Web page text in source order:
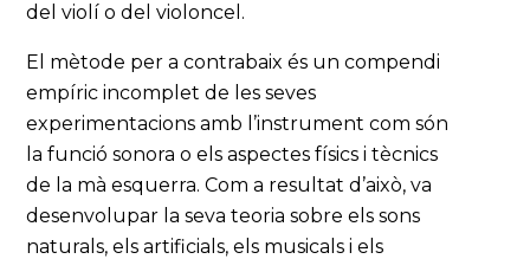
del violí o del violoncel.
El mètode per a contrabaix és un compendi
empíric incomplet de les seves
experimentacions amb l’instrument com són
la funció sonora o els aspectes físics i tècnics
de la mà esquerra. Com a resultat d’això, va
desenvolupar la seva teoria sobre els sons
naturals, els artificials, els musicals i els